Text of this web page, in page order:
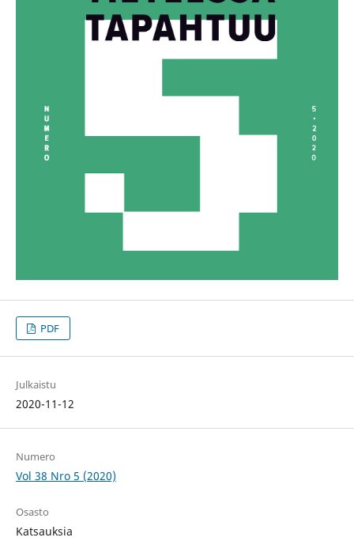
PDF
Julkaistu
2020-11-12
Numero
Vol 38 Nro 5 (2020)
Osasto
Katsauksia